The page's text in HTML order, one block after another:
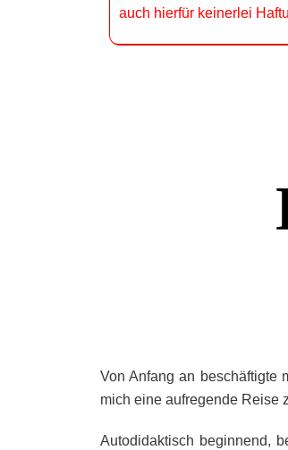
auch hierfür keinerlei
Von Anfang an beschäftigte
mich eine aufregende Reise
Autodidaktisch beginnend,